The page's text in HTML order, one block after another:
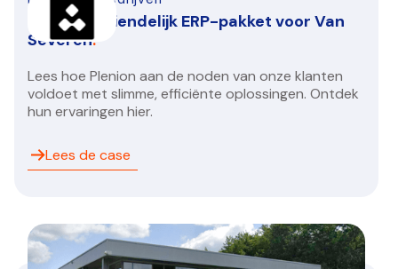
Gebruiksvriendelijk ERP-pakket voor Van
Severen.
Lees hoe Plenion aan de noden van onze klanten
voldoet met slimme, efficiënte oplossingen. Ontdek
hun ervaringen hier.
Lees de case